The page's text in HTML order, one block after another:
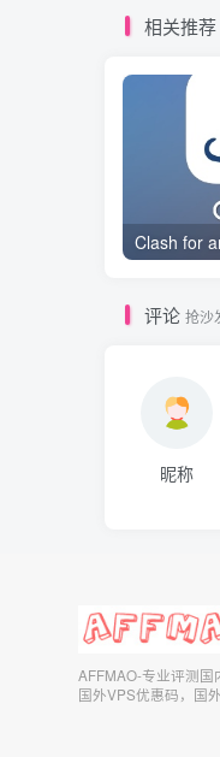
相关推荐
评论 抢沙
昵称
AFFMAO-专业评测国
国外VPS优惠码，国